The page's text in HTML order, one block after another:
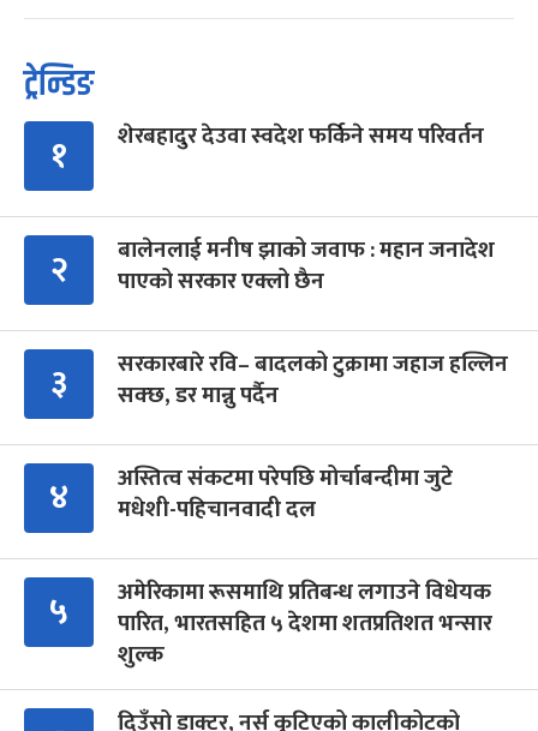
ट्रेन्डिङ
१ शेरबहादुर देउवा स्वदेश फर्किने समय परिवर्तन
२
बालेनलाई मनीष झाको जवाफ : महान जनादेश
पाएको सरकार एक्लो छैन
३
सरकारबारे रवि– बादलको टुक्रामा जहाज हल्लिन
सक्छ, डर मान्नु पर्दैन
४
अस्तित्व संकटमा परेपछि मोर्चाबन्दीमा जुटे
मधेशी-पहिचानवादी दल
५
अमेरिकामा रूसमाथि प्रतिबन्ध लगाउने विधेयक
पारित, भारतसहित ५ देशमा शतप्रतिशत भन्सार
शुल्क